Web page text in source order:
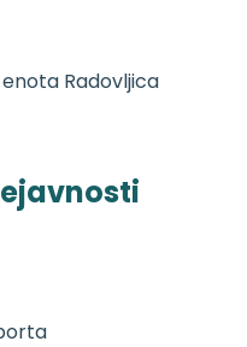
Radovljica